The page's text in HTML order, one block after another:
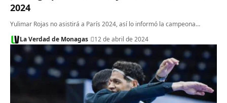
2024
Yulimar Rojas no asistirá a París 2024, así lo informó la campeona…
La Verdad de Monagas
12 de abril de 2024